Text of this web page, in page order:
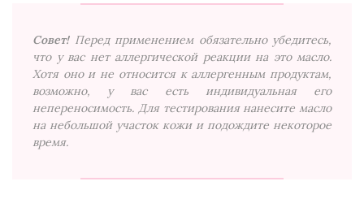
Совет! Перед применением обязательно убедитесь,
что у вас нет аллергической реакции на это масло.
Хотя оно и не относится к аллергенным продуктам,
возможно, у вас есть индивидуальная его
непереносимость. Для тестирования нанесите масло
на небольшой участок кожи и подождите некоторое
время.